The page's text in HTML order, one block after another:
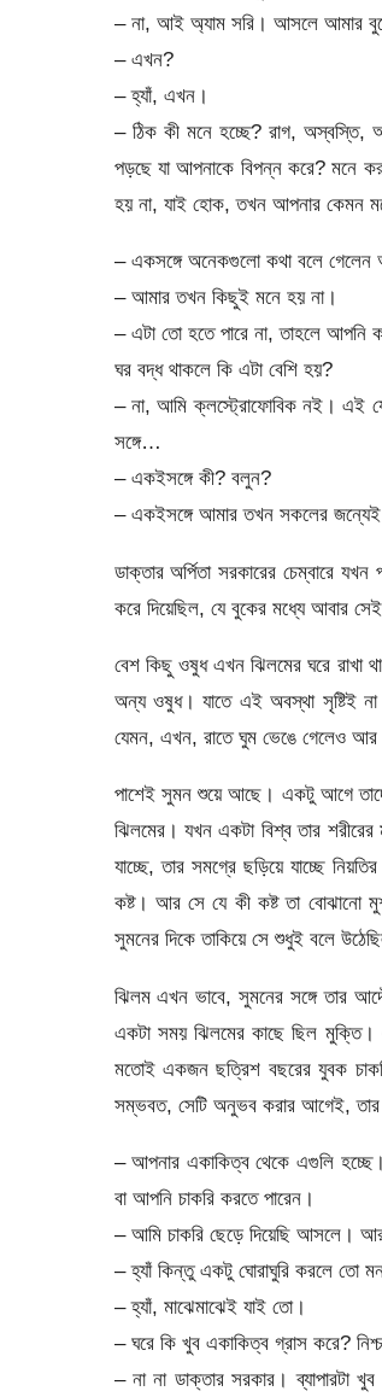
– না, আই অ্যাম সরি। আসলে আমার
– এখন?
– হ্যাঁ, এখন।
– ঠিক কী মনে হচ্ছে? রাগ, অস্বস্তি,
পড়ছে যা আপনাকে বিপন্ন করে? মনে
হয় না, যাই হোক, তখন আপনার কেমন
– একসঙ্গে অনেকগুলো কথা বলে গেলেন
– আমার তখন কিছুই মনে হয় না।
– এটা তো হতে পারে না, তাহলে আপনি
ঘর বদ্ধ থাকলে কি এটা বেশি হয়?
– না, আমি ক্লস্ট্রোফোবিক নই। এই
সঙ্গে…
– একইসঙ্গে কী? বলুন?
– একইসঙ্গে আমার তখন সকলের জন্যেই
ডাক্তার অর্পিতা সরকারের চেম্বারে
করে দিয়েছিল, যে বুকের মধ্যে আবার
বেশ কিছু ওষুধ এখন ঝিলমের ঘরে
অন্য ওষুধ। যাতে এই অবস্থা সৃষ্টিই
যেমন, এখন, রাতে ঘুম ভেঙে গেলেও
পাশেই সুমন শুয়ে আছে। একটু আগে
ঝিলমের। যখন একটা বিশ্ব তার
যাচ্ছে, তার সমগ্রে ছড়িয়ে যাচ্ছে
কষ্ট। আর সে যে কী কষ্ট তা
সুমনের দিকে তাকিয়ে সে শুধুই বলে
ঝিলম এখন ভাবে, সুমনের সঙ্গে তার
একটা সময় ঝিলমের কাছে ছিল
মতোই একজন ছত্রিশ বছরের যুবক
সম্ভবত, সেটি অনুভব করার আগেই, তার
– আপনার একাকিত্ব থেকে এগুলি
বা আপনি চাকরি করতে পারেন।
– আমি চাকরি ছেড়ে দিয়েছি আসলে। আর
– হ্যাঁ কিন্তু একটু ঘোরাঘুরি করলে তো
– হ্যাঁ, মাঝেমাঝেই যাই তো।
– ঘরে কি খুব একাকিত্ব গ্রাস করে?
– না না ডাক্তার সরকার।